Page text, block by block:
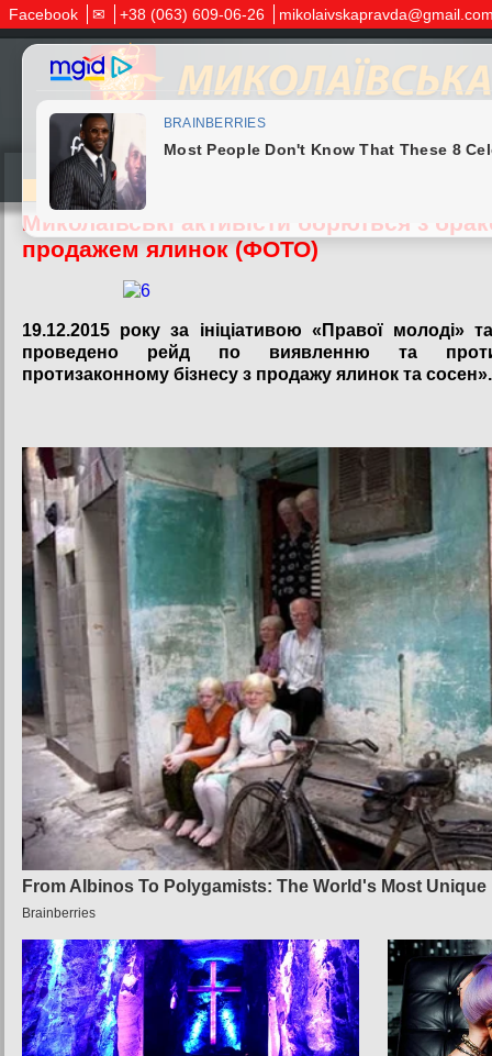
Facebook ✉ +38 (063) 609-06-26
21.12.2015
Миколаївські активісти борються з
продажем ялинок (ФОТО)
19.12.2015 року за ініціативою «Правої молоді»
проведено рейд по виявленню та
протизаконному бізнесу з продажу ялинок та сосен».